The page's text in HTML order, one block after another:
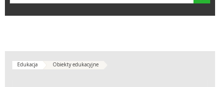
Edukacja Obiekty edukacyjne